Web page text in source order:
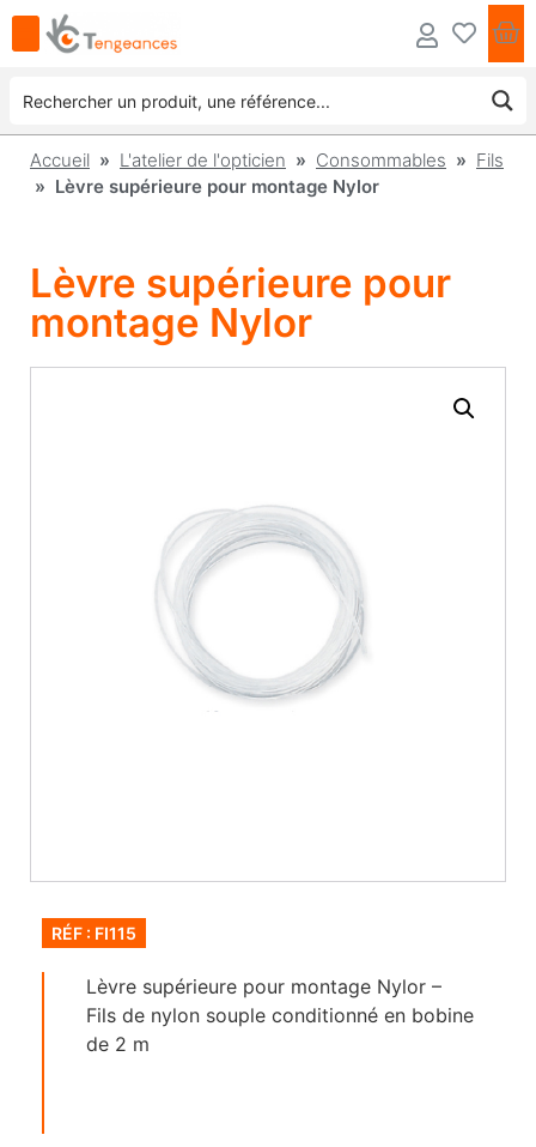
Accueil » L'atelier de l'opticien » Consommables » Fils
» Lèvre supérieure pour montage Nylor
Lèvre supérieure pour
montage Nylor
RÉF : FI115
Lèvre supérieure pour montage Nylor –
Fils de nylon souple conditionné en bobine
de 2 m